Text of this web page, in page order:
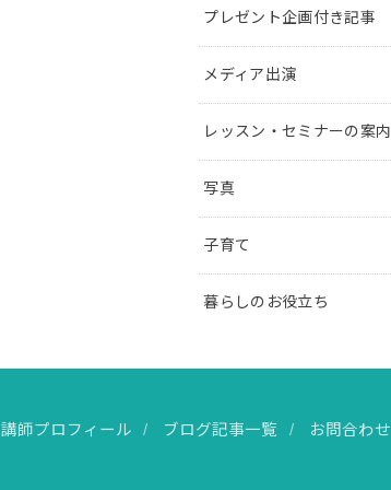
プレゼント企画付き記事
メディア出演
レッスン・セミナーの案内
写真
子育て
暮らしのお役立ち
講師プロフィール ブログ記事一覧 お問合わせ